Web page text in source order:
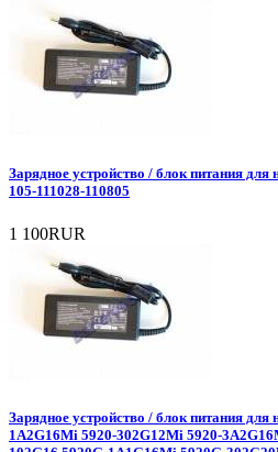
Зарядное уcтройство / блок питания для
105-111028-110805
1 100RUR
Зарядное уcтройство / блок питания для
1A2G16Mi 5920-302G12Mi 5920-